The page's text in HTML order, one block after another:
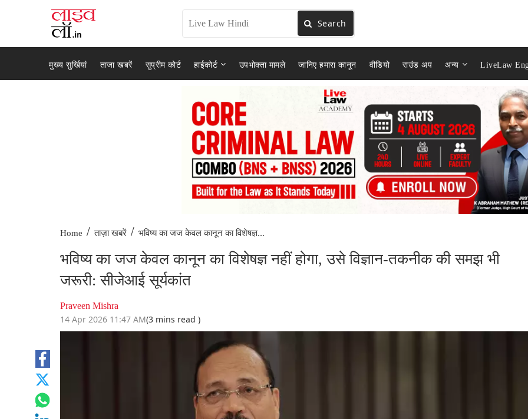
Search
मुख्य सुर्खियां ताजा खबरें सुप्रीम कोर्ट हाईकोर्ट उपभोक्ता मामले जानिए हमारा कानून वीडियो राउंड अप अन्य LiveLaw
Home / ताज़ा खबरें / भविष्य का जज केवल कानून का विशेषज्ञ...
भविष्य का जज केवल कानून का विशेषज्ञ नहीं होगा, उसे विज्ञान-तकनीक की समझ भी
जरूरी: सीजेआई सूर्यकांत
Praveen Mishra
14 Apr 2026 11:47 AM(3 mins read )